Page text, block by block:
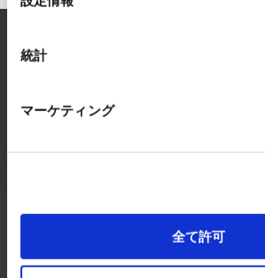
択
統計
マーケティング
全て許可
RYODEN solves any concerns
CONTACT